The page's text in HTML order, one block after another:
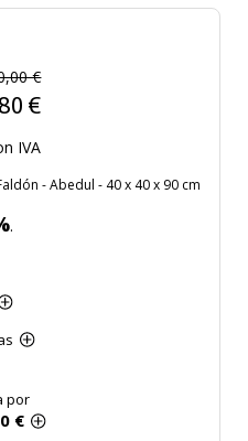
€
80 €
IVA
- Abedul - 40 x 40 x 90 cm
.
por
€